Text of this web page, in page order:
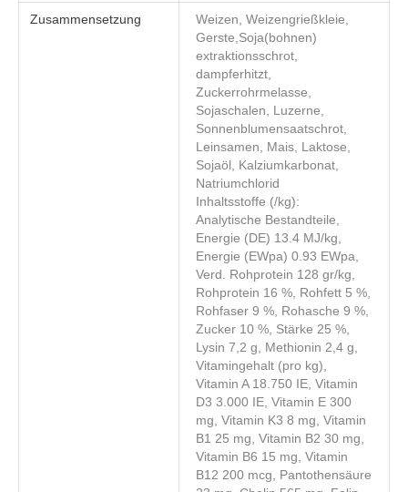
Zusammensetzung
Weizen, Weizengrießkleie,
Gerste,Soja(bohnen)
extraktionsschrot,
dampferhitzt,
Zuckerrohrmelasse,
Sojaschalen, Luzerne,
Sonnenblumensaatschrot,
Leinsamen, Mais, Laktose,
Sojaöl, Kalziumkarbonat,
Natriumchlorid
Inhaltsstoffe (/kg):
Analytische Bestandteile,
Energie (DE) 13.4 MJ/kg,
Energie (EWpa) 0.93 EWpa,
Verd. Rohprotein 128 gr/kg,
Rohprotein 16 %, Rohfett 5 %,
Rohfaser 9 %, Rohasche 9 %,
Zucker 10 %, Stärke 25 %,
Lysin 7,2 g, Methionin 2,4 g,
Vitamingehalt (pro kg),
Vitamin A 18.750 IE, Vitamin
D3 3.000 IE, Vitamin E 300
mg, Vitamin K3 8 mg, Vitamin
B1 25 mg, Vitamin B2 30 mg,
Vitamin B6 15 mg, Vitamin
B12 200 mcg, Pantothensäure